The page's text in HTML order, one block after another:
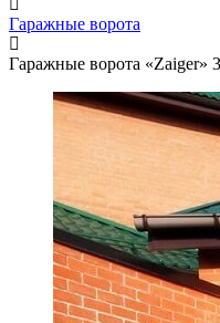
Гаражные ворота
Гаражные ворота «Zaiger»